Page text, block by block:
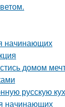
начинающих
домом
русскую
начинающих